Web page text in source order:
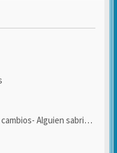
Alguien sabria decirme